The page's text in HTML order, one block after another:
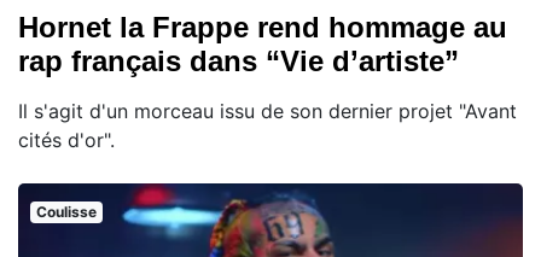
Hornet la Frappe rend hommage au
rap français dans “Vie d’artiste”
Il s'agit d'un morceau issu de son dernier projet "Avant
cités d'or".
Coulisse